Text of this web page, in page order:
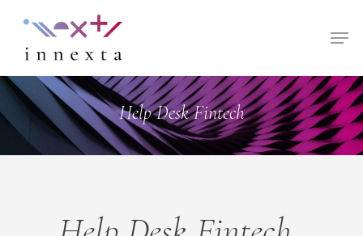
Hit enter to search or ESC to close
Help Desk Fintech